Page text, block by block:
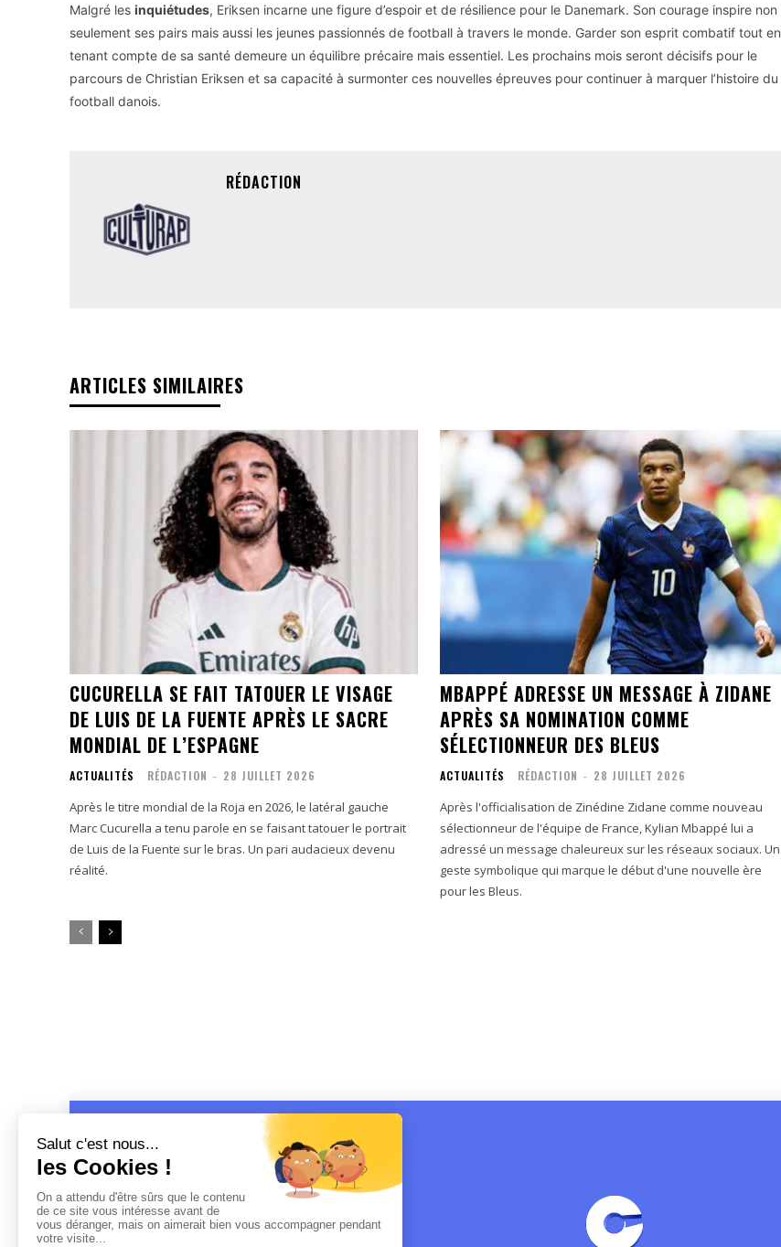
Malgré les inquiétudes, Eriksen incarne une figure d’espoir et de résilience pour le Danemark. Son courage inspire non
seulement ses pairs mais aussi les jeunes passionnés de football à travers le monde. Garder son esprit combatif tout en
tenant compte de sa santé demeure un équilibre précaire mais essentiel. Les prochains mois seront décisifs pour le
parcours de Christian Eriksen et sa capacité à surmonter ces nouvelles épreuves pour continuer à marquer l’histoire du
football danois.
RÉDACTION
ARTICLES SIMILAIRES
CUCURELLA SE FAIT TATOUER LE VISAGE
DE LUIS DE LA FUENTE APRÈS LE SACRE
MONDIAL DE L’ESPAGNE
ACTUALITÉS RÉDACTION - 28 JUILLET 2026
Après le titre mondial de la Roja en 2026, le latéral gauche
Marc Cucurella a tenu parole en se faisant tatouer le portrait
de Luis de la Fuente sur le bras. Un pari audacieux devenu
réalité.
MBAPPÉ ADRESSE UN MESSAGE À ZIDANE
APRÈS SA NOMINATION COMME
SÉLECTIONNEUR DES BLEUS
ACTUALITÉS RÉDACTION - 28 JUILLET 2026
Après l'officialisation de Zinédine Zidane comme nouveau
sélectionneur de l'équipe de France, Kylian Mbappé lui a
adressé un message chaleureux sur les réseaux sociaux. Un
geste symbolique qui marque le début d'une nouvelle ère
pour les Bleus.